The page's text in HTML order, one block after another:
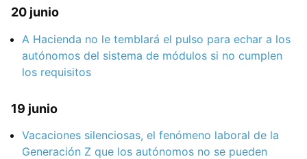
20 junio
A Hacienda no le temblará el pulso para echar a los
autónomos del sistema de módulos si no cumplen
los requisitos
19 junio
Vacaciones silenciosas, el fenómeno laboral de la
Generación Z que los autónomos no se pueden